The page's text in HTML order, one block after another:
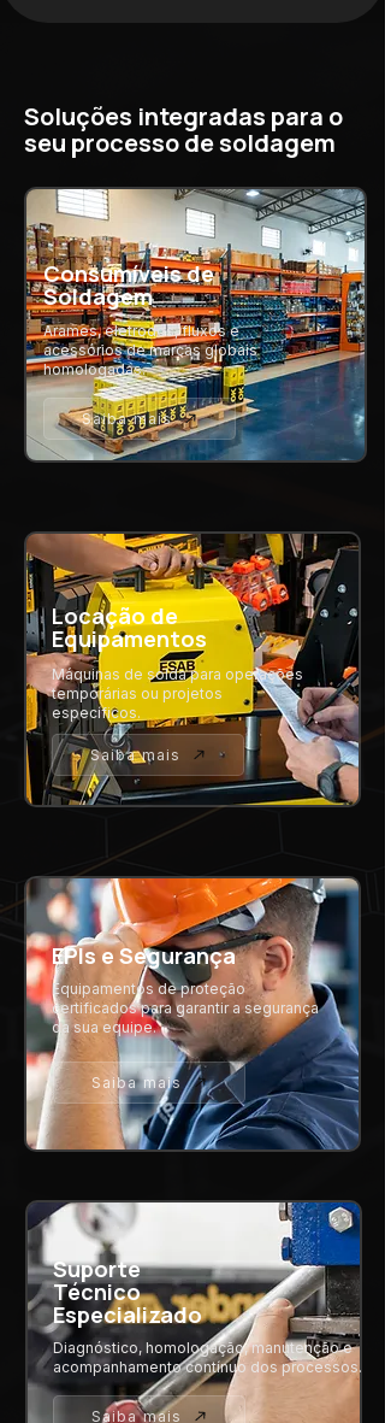
Soluções integradas para o
seu processo de soldagem
Consumíveis de
Soldagem
Arames, eletrodos, fluxos e
acessórios de marcas globais
homologadas.
Saiba mais
Locação de
Equipamentos
Máquinas de solda para operações
temporárias ou projetos
específicos.
Saiba mais
EPIs e Segurança
Equipamentos de proteção
certificados para garantir a segurança
da sua equipe.
Saiba mais
Suporte
Técnico
Especializado
Diagnóstico, homologação, manutenção e
acompanhamento contínuo dos processos.
Saiba mais